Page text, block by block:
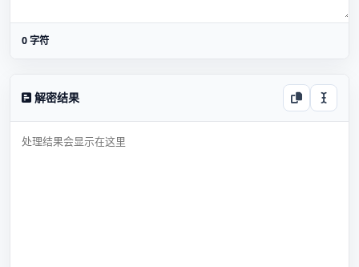
0 字符
解密结果